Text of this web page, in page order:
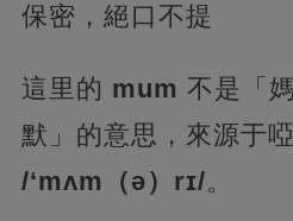
保密，絕口不提
這里的 mum 不是「
默」的意思，來源于
/‘mʌm（ə）rɪ/。